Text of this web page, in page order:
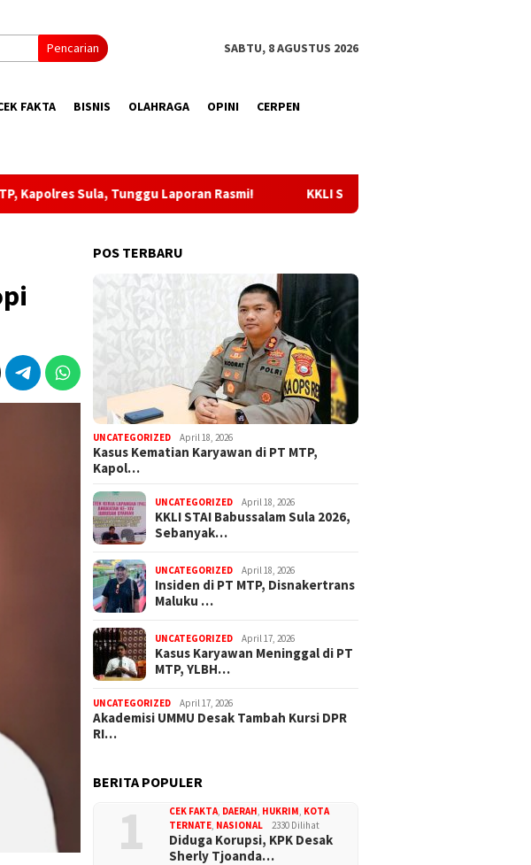
Pencarian SABTU, 8 AGUSTUS 2026
FAKTA BISNIS OLAHRAGA OPINI CERPEN
Laporan Rasmi! KKLI STAI Babussalam Sula 2026, Sebanyak 65
POS TERBARU
UNCATEGORIZED April 18, 2026
Kasus Kematian Karyawan di PT MTP,
Kapol…
UNCATEGORIZED April 18, 2026
KKLI STAI Babussalam Sula 2026,
Sebanyak…
UNCATEGORIZED April 18, 2026
Insiden di PT MTP, Disnakertrans
Maluku …
UNCATEGORIZED April 17, 2026
Kasus Karyawan Meninggal di PT
MTP, YLBH…
UNCATEGORIZED April 17, 2026
Akademisi UMMU Desak Tambah Kursi DPR
RI…
BERITA POPULER
1 CEK FAKTA DAERAH HUKRIM KOTA
TERNATE NASIONAL 2330 Dilihat
Diduga Korupsi, KPK Desak
Sherly Tjoanda…